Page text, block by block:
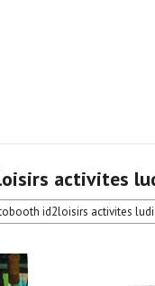
activites
id2loisirs activites